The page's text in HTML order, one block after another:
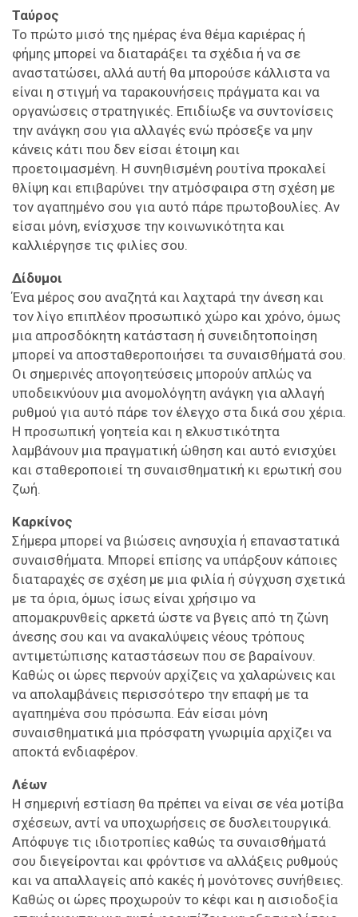
Ταύρος
Το πρώτο μισό της ημέρας ένα θέμα καριέρας ή
φήμης μπορεί να διαταράξει τα σχέδια ή να σε
αναστατώσει, αλλά αυτή θα μπορούσε κάλλιστα να
είναι η στιγμή να ταρακουνήσεις πράγματα και να
οργανώσεις στρατηγικές. Επιδίωξε να συντονίσεις
την ανάγκη σου για αλλαγές ενώ πρόσεξε να μην
κάνεις κάτι που δεν είσαι έτοιμη και
προετοιμασμένη. Η συνηθισμένη ρουτίνα προκαλεί
θλίψη και επιβαρύνει την ατμόσφαιρα στη σχέση με
τον αγαπημένο σου για αυτό πάρε πρωτοβουλίες. Αν
είσαι μόνη, ενίσχυσε την κοινωνικότητα και
καλλιέργησε τις φιλίες σου.
Δίδυμοι
Ένα μέρος σου αναζητά και λαχταρά την άνεση και
τον λίγο επιπλέον προσωπικό χώρο και χρόνο, όμως
μια απροσδόκητη κατάσταση ή συνειδητοποίηση
μπορεί να αποσταθεροποιήσει τα συναισθήματά σου.
Οι σημερινές απογοητεύσεις μπορούν απλώς να
υποδεικνύουν μια ανομολόγητη ανάγκη για αλλαγή
ρυθμού για αυτό πάρε τον έλεγχο στα δικά σου χέρια.
Η προσωπική γοητεία και η ελκυστικότητα
λαμβάνουν μια πραγματική ώθηση και αυτό ενισχύει
και σταθεροποιεί τη συναισθηματική κι ερωτική σου
ζωή.
Καρκίνος
Σήμερα μπορεί να βιώσεις ανησυχία ή επαναστατικά
συναισθήματα. Μπορεί επίσης να υπάρξουν κάποιες
διαταραχές σε σχέση με μια φιλία ή σύγχυση σχετικά
με τα όρια, όμως ίσως είναι χρήσιμο να
απομακρυνθείς αρκετά ώστε να βγεις από τη ζώνη
άνεσης σου και να ανακαλύψεις νέους τρόπους
αντιμετώπισης καταστάσεων που σε βαραίνουν.
Καθώς οι ώρες περνούν αρχίζεις να χαλαρώνεις και
να απολαμβάνεις περισσότερο την επαφή με τα
αγαπημένα σου πρόσωπα. Εάν είσαι μόνη
συναισθηματικά μια πρόσφατη γνωριμία αρχίζει να
αποκτά ενδιαφέρον.
Λέων
Η σημερινή εστίαση θα πρέπει να είναι σε νέα μοτίβα
σχέσεων, αντί να υποχωρήσεις σε δυσλειτουργικά.
Απόφυγε τις ιδιοτροπίες καθώς τα συναισθήματά
σου διεγείρονται και φρόντισε να αλλάξεις ρυθμούς
και να απαλλαγείς από κακές ή μονότονες συνήθειες.
Καθώς οι ώρες προχωρούν το κέφι και η αισιοδοξία